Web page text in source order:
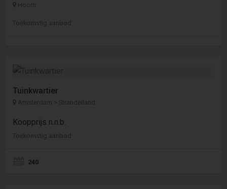
Hoorn
Toekomstig aanbod
Tuinkwartier
Amsterdam > Strandeiland
Koopprijs n.n.b.
Toekomstig aanbod
240